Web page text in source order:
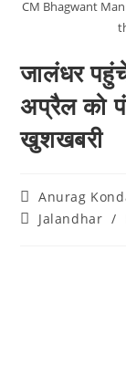
CM Bhagwant
जालंधर
अप्रैल को
खुशखबरी
Anurag
Jalandhar /